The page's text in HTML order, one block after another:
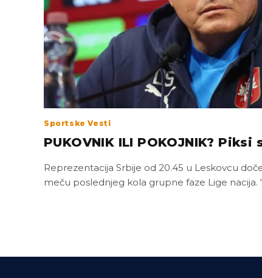
Sportske Vesti
PUKOVNIK ILI POKOJNIK?
Reprezentacija Srbije od 20.45 u Leskovcu
meču poslednjeg kola grupne faze Lige nacija.